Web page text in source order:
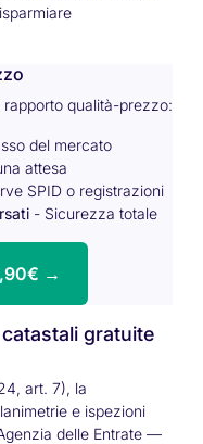
rapporto qualità-prezzo:
del mercato
attesa
SPID o registrazioni
- Sicurezza totale
→
gratuite
art. 7), la
e ispezioni
delle Entrate —